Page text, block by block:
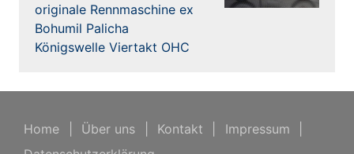
originale Rennmaschine ex
Bohumil Palicha
Königswelle Viertakt OHC
Home Über uns Kontakt Impressum